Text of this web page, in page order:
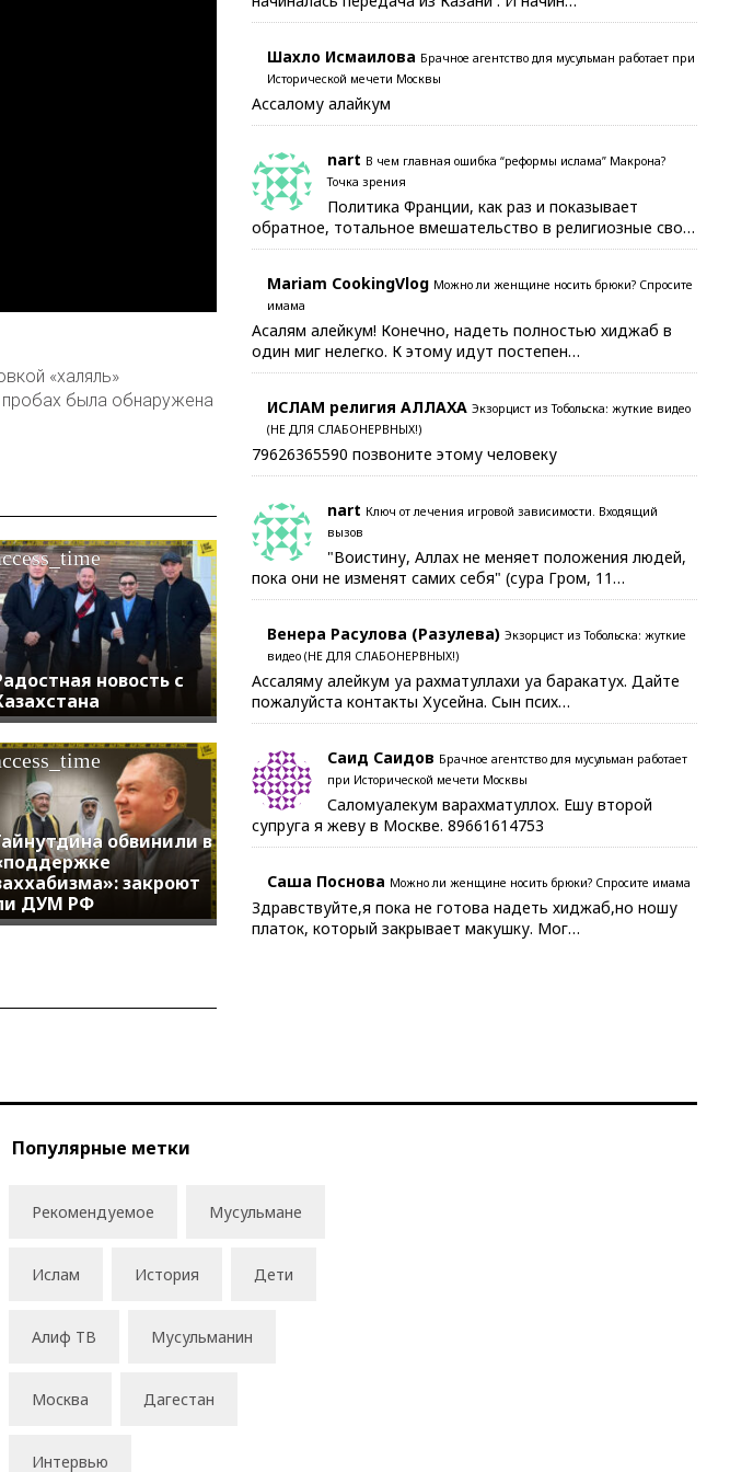
«халяль»
пробах была обнаружена
новость с
обвинили в
закроют
ДУМ РФ
Шахло Исмаилова Брачное агентство для мусульман работает при
Исторической мечети Москвы
Ассалому алайкум
nart В чем главная ошибка “реформы ислама” Макрона?
Точка зрения
Политика Франции, как раз и показывает
обратное, тотальное вмешательство в религиозные сво…
Mariam CookingVlog Можно ли женщине носить брюки? Спросите
имама
Асалям алейкум! Конечно, надеть полностью хиджаб в
один миг нелегко. К этому идут постепен…
ИСЛАМ религия АЛЛАХА Экзорцист из Тобольска: жуткие видео
(НЕ ДЛЯ СЛАБОНЕРВНЫХ!)
79626365590 позвоните этому человеку
nart Ключ от лечения игровой зависимости. Входящий
вызов
"Воистину, Аллах не меняет положения людей,
пока они не изменят самих себя" (сура Гром, 11…
Венера Расулова (Разулева) Экзорцист из Тобольска: жуткие
видео (НЕ ДЛЯ СЛАБОНЕРВНЫХ!)
Ассаляму алейкум уа рахматуллахи уа баракатух. Дайте
пожалуйста контакты Хусейна. Сын псих…
Саид Саидов Брачное агентство для мусульман работает
при Исторической мечети Москвы
Саломуалекум варахматуллох. Ешу второй
супруга я жеву в Москве. 89661614753
Саша Поснова Можно ли женщине носить брюки? Спросите имама
Здравствуйте,я пока не готова надеть хиджаб,но ношу
платок, который закрывает макушку. Мог…
Популярные метки
Рекомендуемое Мусульмане
Ислам История Дети
Алиф ТВ Мусульманин
Москва Дагестан
Интервью